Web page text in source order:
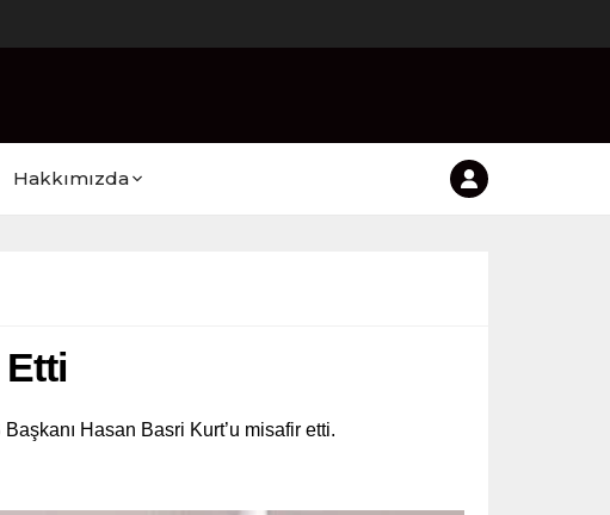
Hakkımızda
Etti
Hasan Basri Kurt’u misafir etti.